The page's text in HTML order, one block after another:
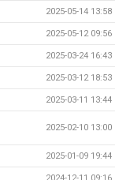
2025-05-14 13:58
2025-05-12 09:56
2025-03-24 16:43
2025-03-12 18:53
2025-03-11 13:44
2025-02-10 13:00
2025-01-09 19:44